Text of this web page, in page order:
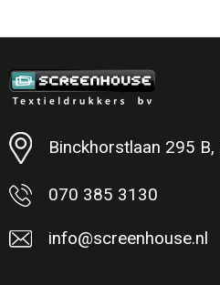
Binckhorstlaan 295
070 385 3130
info@screenhouse.nl